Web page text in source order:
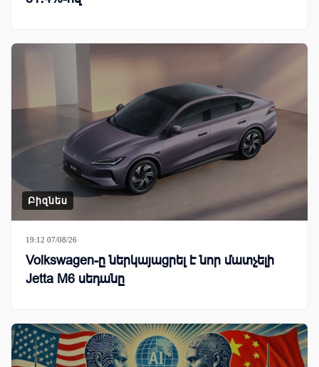
Բիզնես
19:12 07/08/26
Volkswagen-ը ներկայացրել է նոր մատչելի
Jetta M6 սեդանը